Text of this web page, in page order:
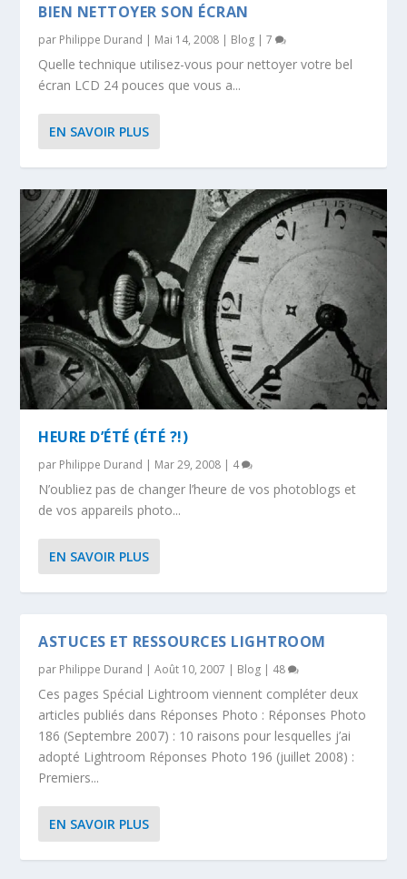
BIEN NETTOYER SON ÉCRAN
par Philippe Durand | Mai 14, 2008 | Blog |7
Quelle technique utilisez-vous pour nettoyer votre bel
écran LCD 24 pouces que vous a...
EN SAVOIR PLUS
HEURE D’ÉTÉ (ÉTÉ ?!)
par Philippe Durand | Mar 29, 2008 | 4
N’oubliez pas de changer l’heure de vos photoblogs et
de vos appareils photo...
EN SAVOIR PLUS
ASTUCES ET RESSOURCES LIGHTROOM
par Philippe Durand |Août 10, 2007 | Blog | 48
Ces pages Spécial Lightroom viennent compléter deux
articles publiés dans Réponses Photo : Réponses Photo
186 (Septembre 2007) : 10 raisons pour lesquelles j’ai
adopté Lightroom Réponses Photo 196 (juillet 2008) :
Premiers...
EN SAVOIR PLUS